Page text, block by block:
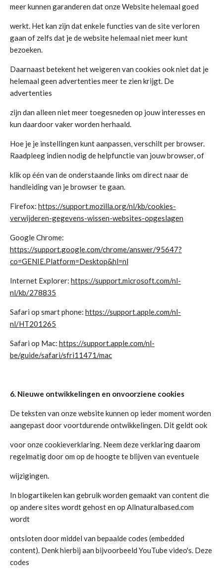
meer kunnen garanderen dat onze Website helemaal goed
werkt. Het kan zijn dat enkele functies van de site verloren
gaan of zelfs dat je de website helemaal niet meer kunt
bezoeken.
Daarnaast betekent het weigeren van cookies ook niet dat je
helemaal geen advertenties meer te zien krijgt. De
advertenties
zijn dan alleen niet meer toegesneden op jouw interesses en
kun daardoor vaker worden herhaald.
Hoe je je instellingen kunt aanpassen, verschilt per browser.
Raadpleeg indien nodig de helpfunctie van jouw browser, of
klik op één van de onderstaande links om direct naar de
handleiding van je browser te gaan.
Firefox: https://support.mozilla.org/nl/kb/cookies-
verwijderen-gegevens-wissen-websites-opgeslagen
Google Chrome:
https://support.google.com/chrome/answer/95647?
co=GENIE.Platform=Desktop&hl=nl
Internet Explorer: https://support.microsoft.com/nl-
nl/kb/278835
Safari op smart phone: https://support.apple.com/nl-
nl/HT201265
Safari op Mac: https://support.apple.com/nl-
be/guide/safari/sfri11471/mac
6. Nieuwe ontwikkelingen en onvoorziene cookies
De teksten van onze website kunnen op ieder moment worden
aangepast door voortdurende ontwikkelingen. Dit geldt ook
voor onze cookieverklaring. Neem deze verklaring daarom
regelmatig door om op de hoogte te blijven van eventuele
wijzigingen.
In blogartikelen kan gebruik worden gemaakt van content die
op andere sites wordt gehost en op Allnaturalbased.com
wordt
ontsloten door middel van bepaalde codes (embedded
content). Denk hierbij aan bijvoorbeeld YouTube video's. Deze
codes